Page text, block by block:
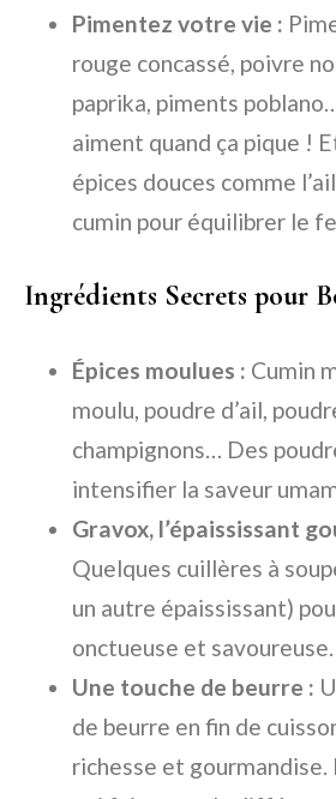
Pimentez votre vie :
rouge concassé, poivre
paprika, piments
aiment quand ça pique !
épices douces comme
cumin pour équilibrer le
Ingrédients Secrets pour
Épices moulues : Cumin
moulu, poudre d’ail,
champignons… Des
intensifier la saveur
Gravox, l’épaississant
Quelques cuillères à
un autre épaississant)
onctueuse et savoureuse.
Une touche de beurre :
de beurre en fin de
richesse et gourmandise.